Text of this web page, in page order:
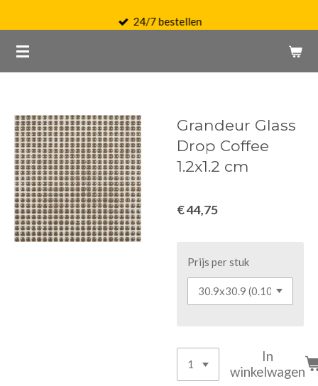
naar
de
24/7 bestellen
Grandeur Glass
Drop Coffee
1.2x1.2 cm
€ 44,75
Prijs per stuk
In
winkelwagen